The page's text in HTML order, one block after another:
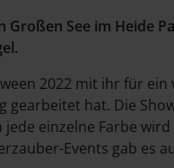
See im Heide
2022 mit ihr für
gearbeitet hat. Die
einzelne Farbe
Events gab es